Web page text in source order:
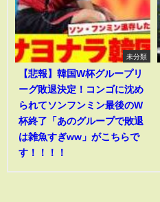
未分類
【悲報】韓国W杯グループリ
ーグ敗退決定！コンゴに沈め
られてソンフンミン最後のW
杯終了「あのグループで敗退
は雑魚すぎww」がこちらで
す！！！！